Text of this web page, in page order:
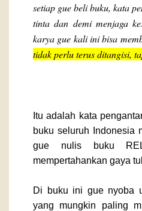
setiap gue beli buku, kata
tinta dan demi menjaga
karya gue kali ini bisa
tidak perlu terus ditangisi,
Itu adalah kata
buku seluruh Indonesia
gue nulis buku
mempertahankan gaya
Di buku ini gue nyoba
yang mungkin paling